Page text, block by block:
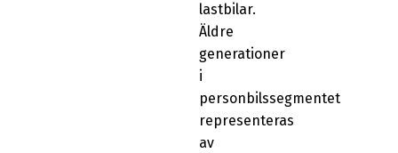
lastbilar.
Äldre
generationer
i
personbilssegmentet
representeras
av